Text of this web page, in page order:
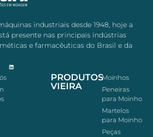
industriais desde 1948, hoje a
presente nas principais indústrias
e farmacêuticas do Brasil e da
PRODUTOS
VIEIRA
Moinhos
Peneiras
para Moinho
Martelos
para Moinho
Peças